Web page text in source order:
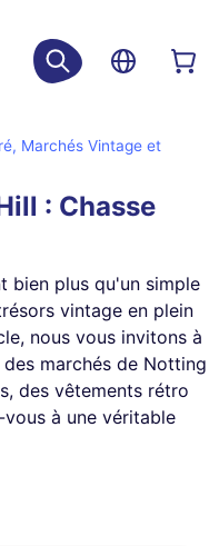
Marchés Vintage et
: Chasse
bien plus qu'un simple
vintage en plein
nous vous invitons à
marchés de Notting
des vêtements rétro
à une véritable